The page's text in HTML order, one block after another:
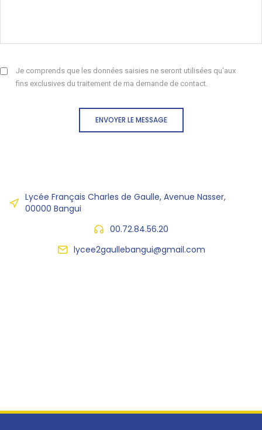
Je comprends que les données saisies ne seront utilisées qu'aux
fins exclusives du traitement de ma demande de contact.
ENVOYER LE MESSAGE
Lycée Français Charles de Gaulle, Avenue Nasser,
00000 Bangui
00.72.84.56.20
lycee2gaullebangui@gmail.com